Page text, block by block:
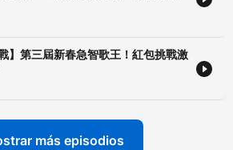
】第三屆新春急智歌王！紅包挑戰激
más episodios